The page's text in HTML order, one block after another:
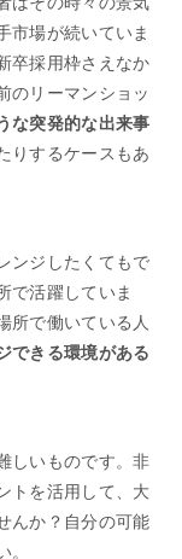
市場が続いていま
卒採用枠さえなか
のリーマンショッ
な突発的な出来事
りするケースもあ
ンジしたくてもで
で活躍していま
所で働いている人
できる環境がある
しいものです。非
トを活用して、大
んか？自分の可能